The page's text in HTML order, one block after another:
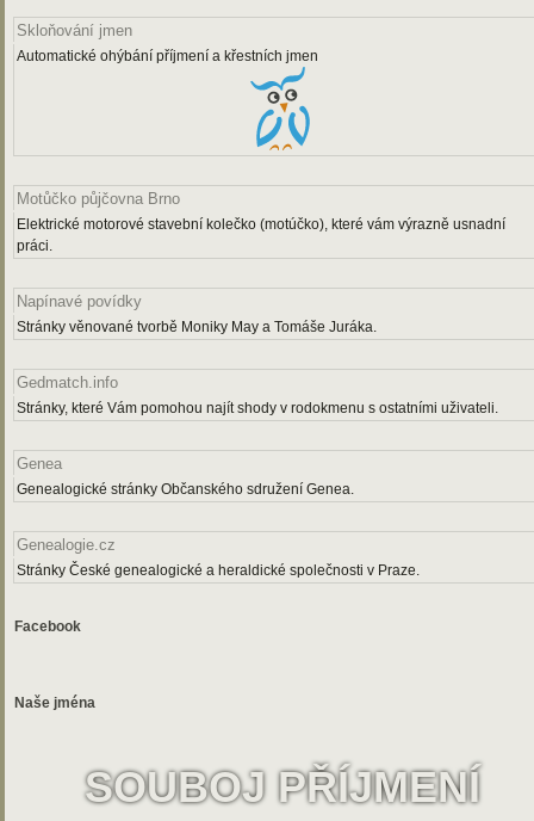
Skloňování jmen
Automatické ohýbání příjmení a křestních jmen
Motůčko půjčovna Brno
Elektrické motorové stavební kolečko (motúčko), které vám výrazně usnadní
práci.
Napínavé povídky
Stránky věnované tvorbě Moniky May a Tomáše Juráka.
Gedmatch.info
Stránky, které Vám pomohou najít shody v rodokmenu s ostatními uživateli.
Genea
Genealogické stránky Občanského sdružení Genea.
Genealogie.cz
Stránky České genealogické a heraldické společnosti v Praze.
Facebook
Naše jména
SOUBOJ PŘÍJMENÍ